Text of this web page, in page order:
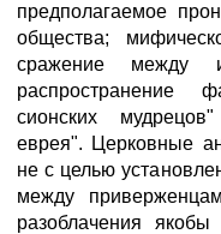
предполагаемое
общества;
сражение между
распространение
сионских
еврея". Церковные
не с целью
между
разоблачения